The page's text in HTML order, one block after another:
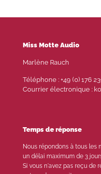
Miss Motte Audio
Marlène Rauch
Téléphone : +49 (0) 176
Courrier électronique :
Temps de réponse
Nous répondons à tous les
un délai maximum de 3
Si vous n'avez pas reçu de